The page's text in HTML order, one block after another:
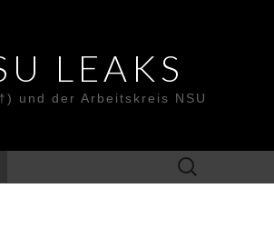
LEAKS
und der Arbeitskreis NSU
Suche
nach: